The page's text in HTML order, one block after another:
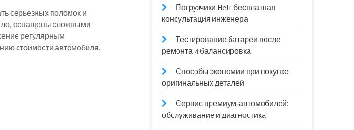
серьезных поломок и
оснащены сложными
регулярным
стоимости автомобиля.
Погрузчики Heli: бесплатная
консультация инженера
Тестирование батареи после
ремонта и балансировка
Способы экономии при покупке
оригинальных деталей
Сервис премиум‑автомобилей:
обслуживание и диагностика